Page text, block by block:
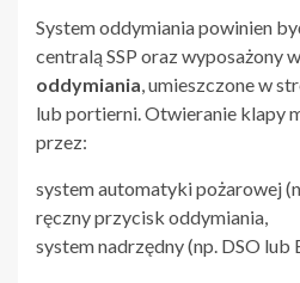
System oddymiania powinien
centralą SSP oraz wyposażony w
oddymiania, umieszczone w
lub portierni. Otwieranie klapy
przez:
system automatyki pożarowej
ręczny przycisk oddymiania,
system nadrzędny (np. DSO lub